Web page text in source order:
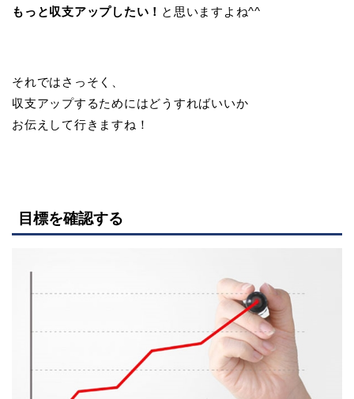
もっと収支アップしたい！ と思いますよね^^
それではさっそく、
収支アップするためにはどうすればいいか
お伝えして行きますね！
目標を確認する